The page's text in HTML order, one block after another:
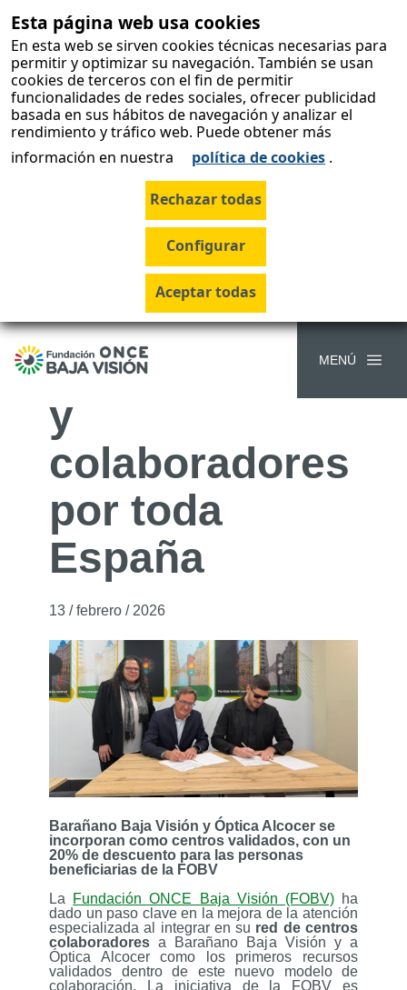
skip-to-
content
Esta página web usa cookies
En esta web se sirven cookies técnicas necesarias para
permitir y optimizar su navegación. También se usan
cookies de terceros con el fin de permitir
funcionalidades de redes sociales, ofrecer publicidad
basada en sus hábitos de navegación y analizar el
rendimiento y tráfico web. Puede obtener más
información en nuestra
política de cookies .
MENÚ
La Fundación
ONCE Baja
Visión impulsa
una red de
centros
especializados
y
colaboradores
por toda
España
13 / febrero / 2026
13 de febrero de 2026
Barañano Baja Visión y Óptica Alcocer se
incorporan como centros validados, con un
20% de descuento para las personas
beneficiarias de la FOBV
La
Fundación ONCE Baja Visión (FOBV)ha
dado un paso clave en la mejora de la atención
especializada al integrar en su red de centros
colaboradores a Barañano Baja Visión y a
Óptica Alcocer como los primeros recursos
validados dentro de este nuevo modelo de
colaboración. La iniciativa de la FOBV es